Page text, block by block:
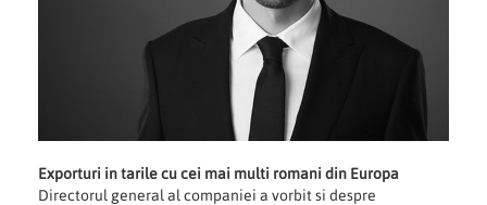
Exporturi in tarile cu cei mai multi romani din Europa
Directorul general al companiei a vorbit si despre